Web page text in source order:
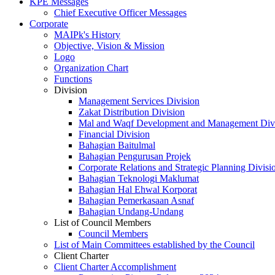
Chief Executive Officer Messages
Corporate
MAIPk's History
Objective, Vision & Mission
Logo
Organization Chart
Functions
Division
Management Services Division
Zakat Distribution Division
Mal and Waqf Development and Management
Financial Division
Bahagian Baitulmal
Bahagian Pengurusan Projek
Corporate Relations and Strategic Planning
Bahagian Teknologi Maklumat
Bahagian Hal Ehwal Korporat
Bahagian Pemerkasaan Asnaf
Bahagian Undang-Undang
List of Council Members
Council Members
List of Main Committees established by the Council
Client Charter
Client Charter Accomplishment